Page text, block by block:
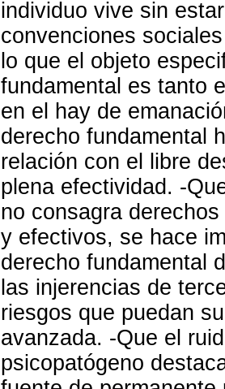
individuo vive sin
convenciones
lo que el objeto
fundamental es tanto
en el hay de
derecho fundamental
relación con el libre
plena efectividad . -
no consagra
y efectivos, se hace
derecho fundamental
las injerencias de
riesgos que puedan
avanzada. -Que el
psicopatógeno